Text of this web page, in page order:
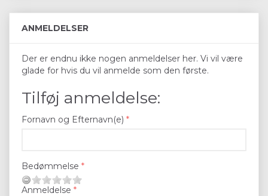
ANMELDELSER
Der er endnu ikke nogen anmeldelser her. Vi vil være
glade for hvis du vil anmelde som den første.
Tilføj anmeldelse:
Fornavn og Efternavn(e)
Bedømmelse
Anmeldelse